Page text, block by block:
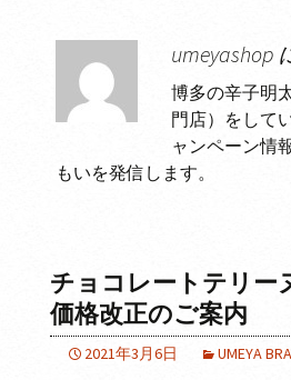
umeyashop
博多の辛子明
門店）をして
ャンペーン情
もいを発信します。
チョコレートテリー
価格改正のご案内
2021年3月6日 UMEYA